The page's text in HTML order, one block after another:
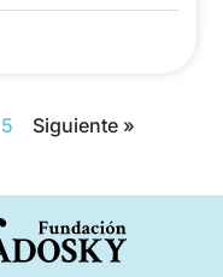
5 Siguiente »